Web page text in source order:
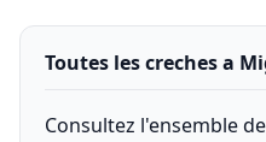
Toutes les creches a
Consultez l'ensemble